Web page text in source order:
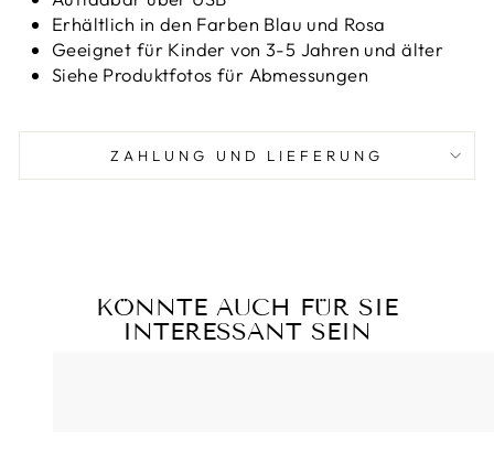
Erhältlich in den Farben Blau und Rosa
Geeignet für Kinder von 3-5 Jahren und älter
Siehe Produktfotos für Abmessungen
ZAHLUNG UND LIEFERUNG
KÖNNTE AUCH FÜR SIE
INTERESSANT SEIN